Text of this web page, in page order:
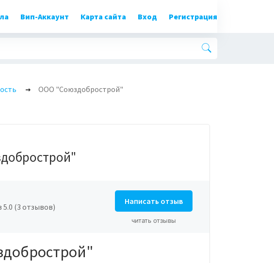
Вип-Аккаунт Карта сайта Вход Регистрация
ООО "Союздобрострой"
5.0 (3 отзывов)
Написать отзыв
читать отзывы